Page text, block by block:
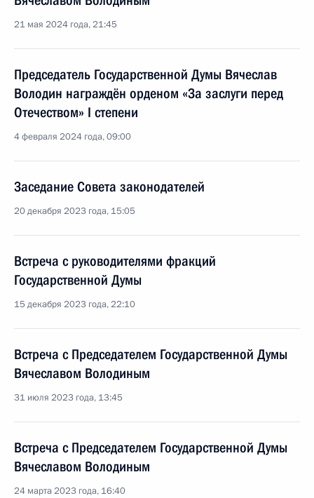
21 мая 2024 года, 21:45
Председатель Государственной Думы Вячеслав
Володин награждён орденом «За заслуги перед
Отечеством» I степени
4 февраля 2024 года, 09:00
Заседание Совета законодателей
20 декабря 2023 года, 15:05
Встреча с руководителями фракций
Государственной Думы
15 декабря 2023 года, 22:10
Встреча с Председателем Государственной Думы
Вячеславом Володиным
31 июля 2023 года, 13:45
Встреча с Председателем Государственной Думы
Вячеславом Володиным
24 марта 2023 года, 16:40